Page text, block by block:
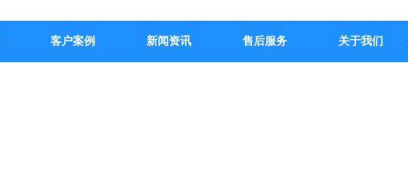
客户案例 新闻资讯 售后服务 关于我们